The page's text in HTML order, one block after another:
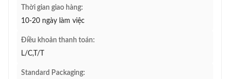
Thời gian giao hàng:
10-20 ngày làm việc
Điều khoản thanh toán:
L/C,T/T
Standard Packaging: